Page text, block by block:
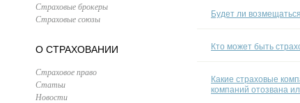
Страховые брокеры
Страховые союзы
О СТРАХОВАНИИ
Страховое право
Статьи
Новости
Будет ли
Кто может быть
Какие страховые
компаний отозвана